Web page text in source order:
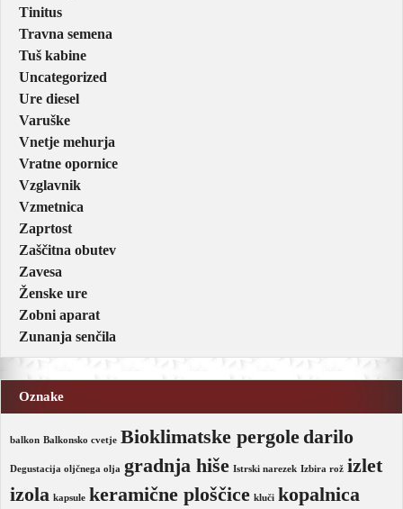
Tinitus
Travna semena
Tuš kabine
Uncategorized
Ure diesel
Varuške
Vnetje mehurja
Vratne opornice
Vzglavnik
Vzmetnica
Zaprtost
Zaščitna obutev
Zavesa
Ženske ure
Zobni aparat
Zunanja senčila
Oznake
balkon Balkonsko cvetje Bioklimatske pergole darilo
Degustacija oljčnega olja gradnja hiše Istrski narezek Izbira rož izlet
izola kapsule keramične ploščice kluči kopalnica